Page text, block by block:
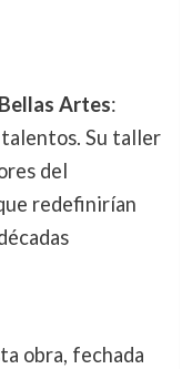
Artes:
Su taller
del
redefinirían
obra, fechada